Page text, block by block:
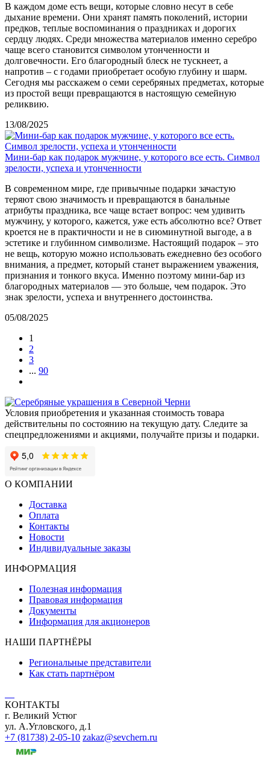
В каждом доме есть вещи, которые словно несут в себе
дыхание времени. Они хранят память поколений, истории
предков, теплые воспоминания о праздниках и дорогих
сердцу людях. Среди множества материалов именно серебро
чаще всего становится символом утонченности и
долговечности. Его благородный блеск не тускнеет, а
напротив – с годами приобретает особую глубину и шарм.
Сегодня мы расскажем о семи серебряных предметах, которые
из простой вещи превращаются в настоящую семейную
реликвию.
13/08/2025
Мини-бар как подарок мужчине, у которого все есть. Символ
зрелости, успеха и утонченности
В современном мире, где привычные подарки зачастую
теряют свою значимость и превращаются в банальные
атрибуты праздника, все чаще встает вопрос: чем удивить
мужчину, у которого, кажется, уже есть абсолютно все? Ответ
кроется не в практичности и не в сиюминутной выгоде, а в
эстетике и глубинном символизме. Настоящий подарок – это
не вещь, которую можно использовать ежедневно без особого
внимания, а предмет, который станет выражением уважения,
признания и тонкого вкуса. Именно поэтому мини-бар из
благородных материалов — это больше, чем подарок. Это
знак зрелости, успеха и внутреннего достоинства.
05/08/2025
1
2
3
... 90
Условия приобретения и указанная стоимость товара
действительны по состоянию на текущую дату. Следите за
спецпредложениями и акциями, получайте призы и подарки.
О КОМПАНИИ
Доставка
Оплата
Контакты
Новости
Индивидуальные заказы
ИНФОРМАЦИЯ
Полезная информация
Правовая информация
Документы
Информация для акционеров
НАШИ ПАРТНЁРЫ
Региональные представители
Как стать партнёром
КОНТАКТЫ
г. Великий Устюг
ул. А.Угловского, д.1
+7 (81738) 2-05-10 zakaz@sevchern.ru